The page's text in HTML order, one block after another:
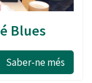
Blues
Saber-ne més